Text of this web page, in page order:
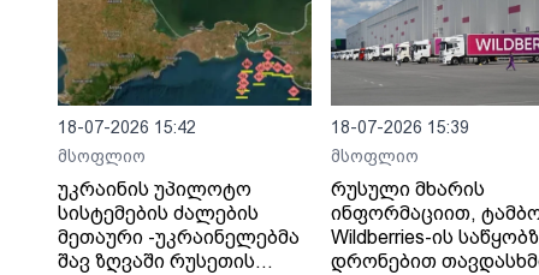
18-07-2026 15:42
მსოფლიო
უკრაინის უპილოტო
სისტემების ძალების
მეთაური -უკრაინელებმა
შავ ზღვაში რუსეთის
18-07-2026 15:39
მსოფლიო
რუსული მხარის
ინფორმაციით,
Wildberries-ის
დრონებით